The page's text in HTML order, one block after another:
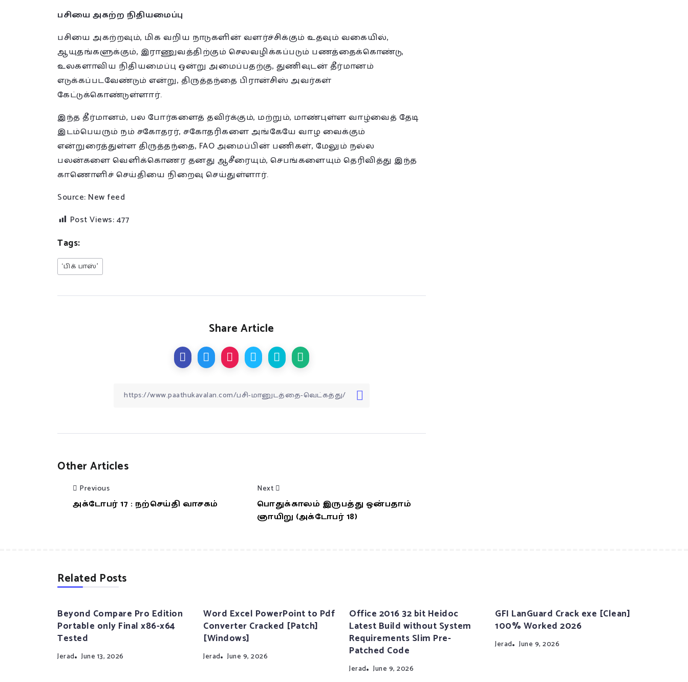
பசியை அகற்ற நிதியமைப்பு
பசியை அகற்றவும், மிக வறிய நாடுகளின் வளர்ச்சிக்கும் உதவும் வகையில்,
ஆயுதங்களுக்கும், இராணுவத்திற்கும் செலவழிக்கப்படும் பணத்தைக்கொண்டு,
உலகளாவிய நிதியமைப்பு ஒன்று அமைப்பதற்கு, துணிவுடன் தீர்மானம்
எடுக்கப்படவேண்டும் என்று, திருத்தந்தை பிரான்சிஸ் அவர்கள்
கேட்டுக்கொண்டுள்ளார்.
இந்த தீர்மானம், பல போர்களைத் தவிர்க்கும், மற்றும், மாண்புள்ள வாழ்வைத் தேடி
இடம்பெயரும் நம் சகோதரர், சகோதரிகளை அங்கேயே வாழ வைக்கும்
என்றுரைத்துள்ள திருத்தந்தை, FAO அமைப்பின் பணிகள், மேலும் நல்ல
பலன்களை வெளிக்கொணர தனது ஆசீரையும், செபங்களையும் தெரிவித்து இந்த
காணொளிச் செய்தியை நிறைவு செய்துள்ளார்.
Source: New feed
Post Views:477
Tags:
‘பிக் பாஸ்’
Share Article
Other Articles
Previous
அக்டோபர் 17 : நற்செய்தி வாசகம்
Next
பொதுக்காலம் இருபத்து ஒன்பதாம்
ஞாயிறு (அக்டோபர் 18)
Related Posts
Beyond Compare Pro Edition
Portable only Final x86-x64
Tested
Jerad June 13, 2026
Word Excel PowerPoint to Pdf
Converter Cracked [Patch]
[Windows]
Jerad June 9, 2026
Office 2016 32 bit Heidoc
Latest Build without System
Requirements Slim Pre-
Patched Code
Jerad June 9, 2026
GFI LanGuard Crack exe [Clean]
100% Worked 2026
Jerad June 9, 2026